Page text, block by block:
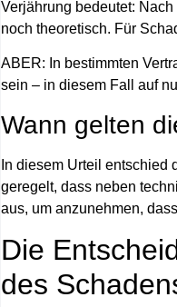
Verjährung bedeutet:
noch theoretisch. Für
ABER: In bestimmten
sein – in diesem Fall auf
Wann gelten
In diesem Urteil entschied
geregelt, dass neben
aus, um anzunehmen,
Die
des